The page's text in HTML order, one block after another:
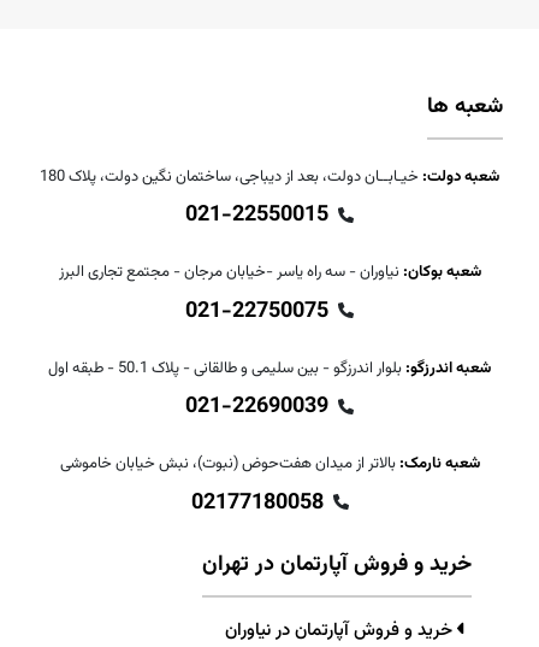
شعبه ها
شعبه دولت: خیـابــان دولت، بعد از دیباجی، ساختمان نگین دولت، پلاک 180
021-22550015
شعبه بوکان: نیاوران - سه راه یاسر -خیابان مرجان - مجتمع تجاری البرز
021-22750075
شعبه اندرزگو: بلوار اندرزگو - بین سلیمی و طالقانی - پلاک 50.1 - طبقه اول
021-22690039
شعبه نارمک: بالاتر از میدان هفت‌حوض (نبوت)، نبش خیابان خاموشی
02177180058
خرید و فروش آپارتمان در تهران
خرید و فروش آپارتمان در نیاوران